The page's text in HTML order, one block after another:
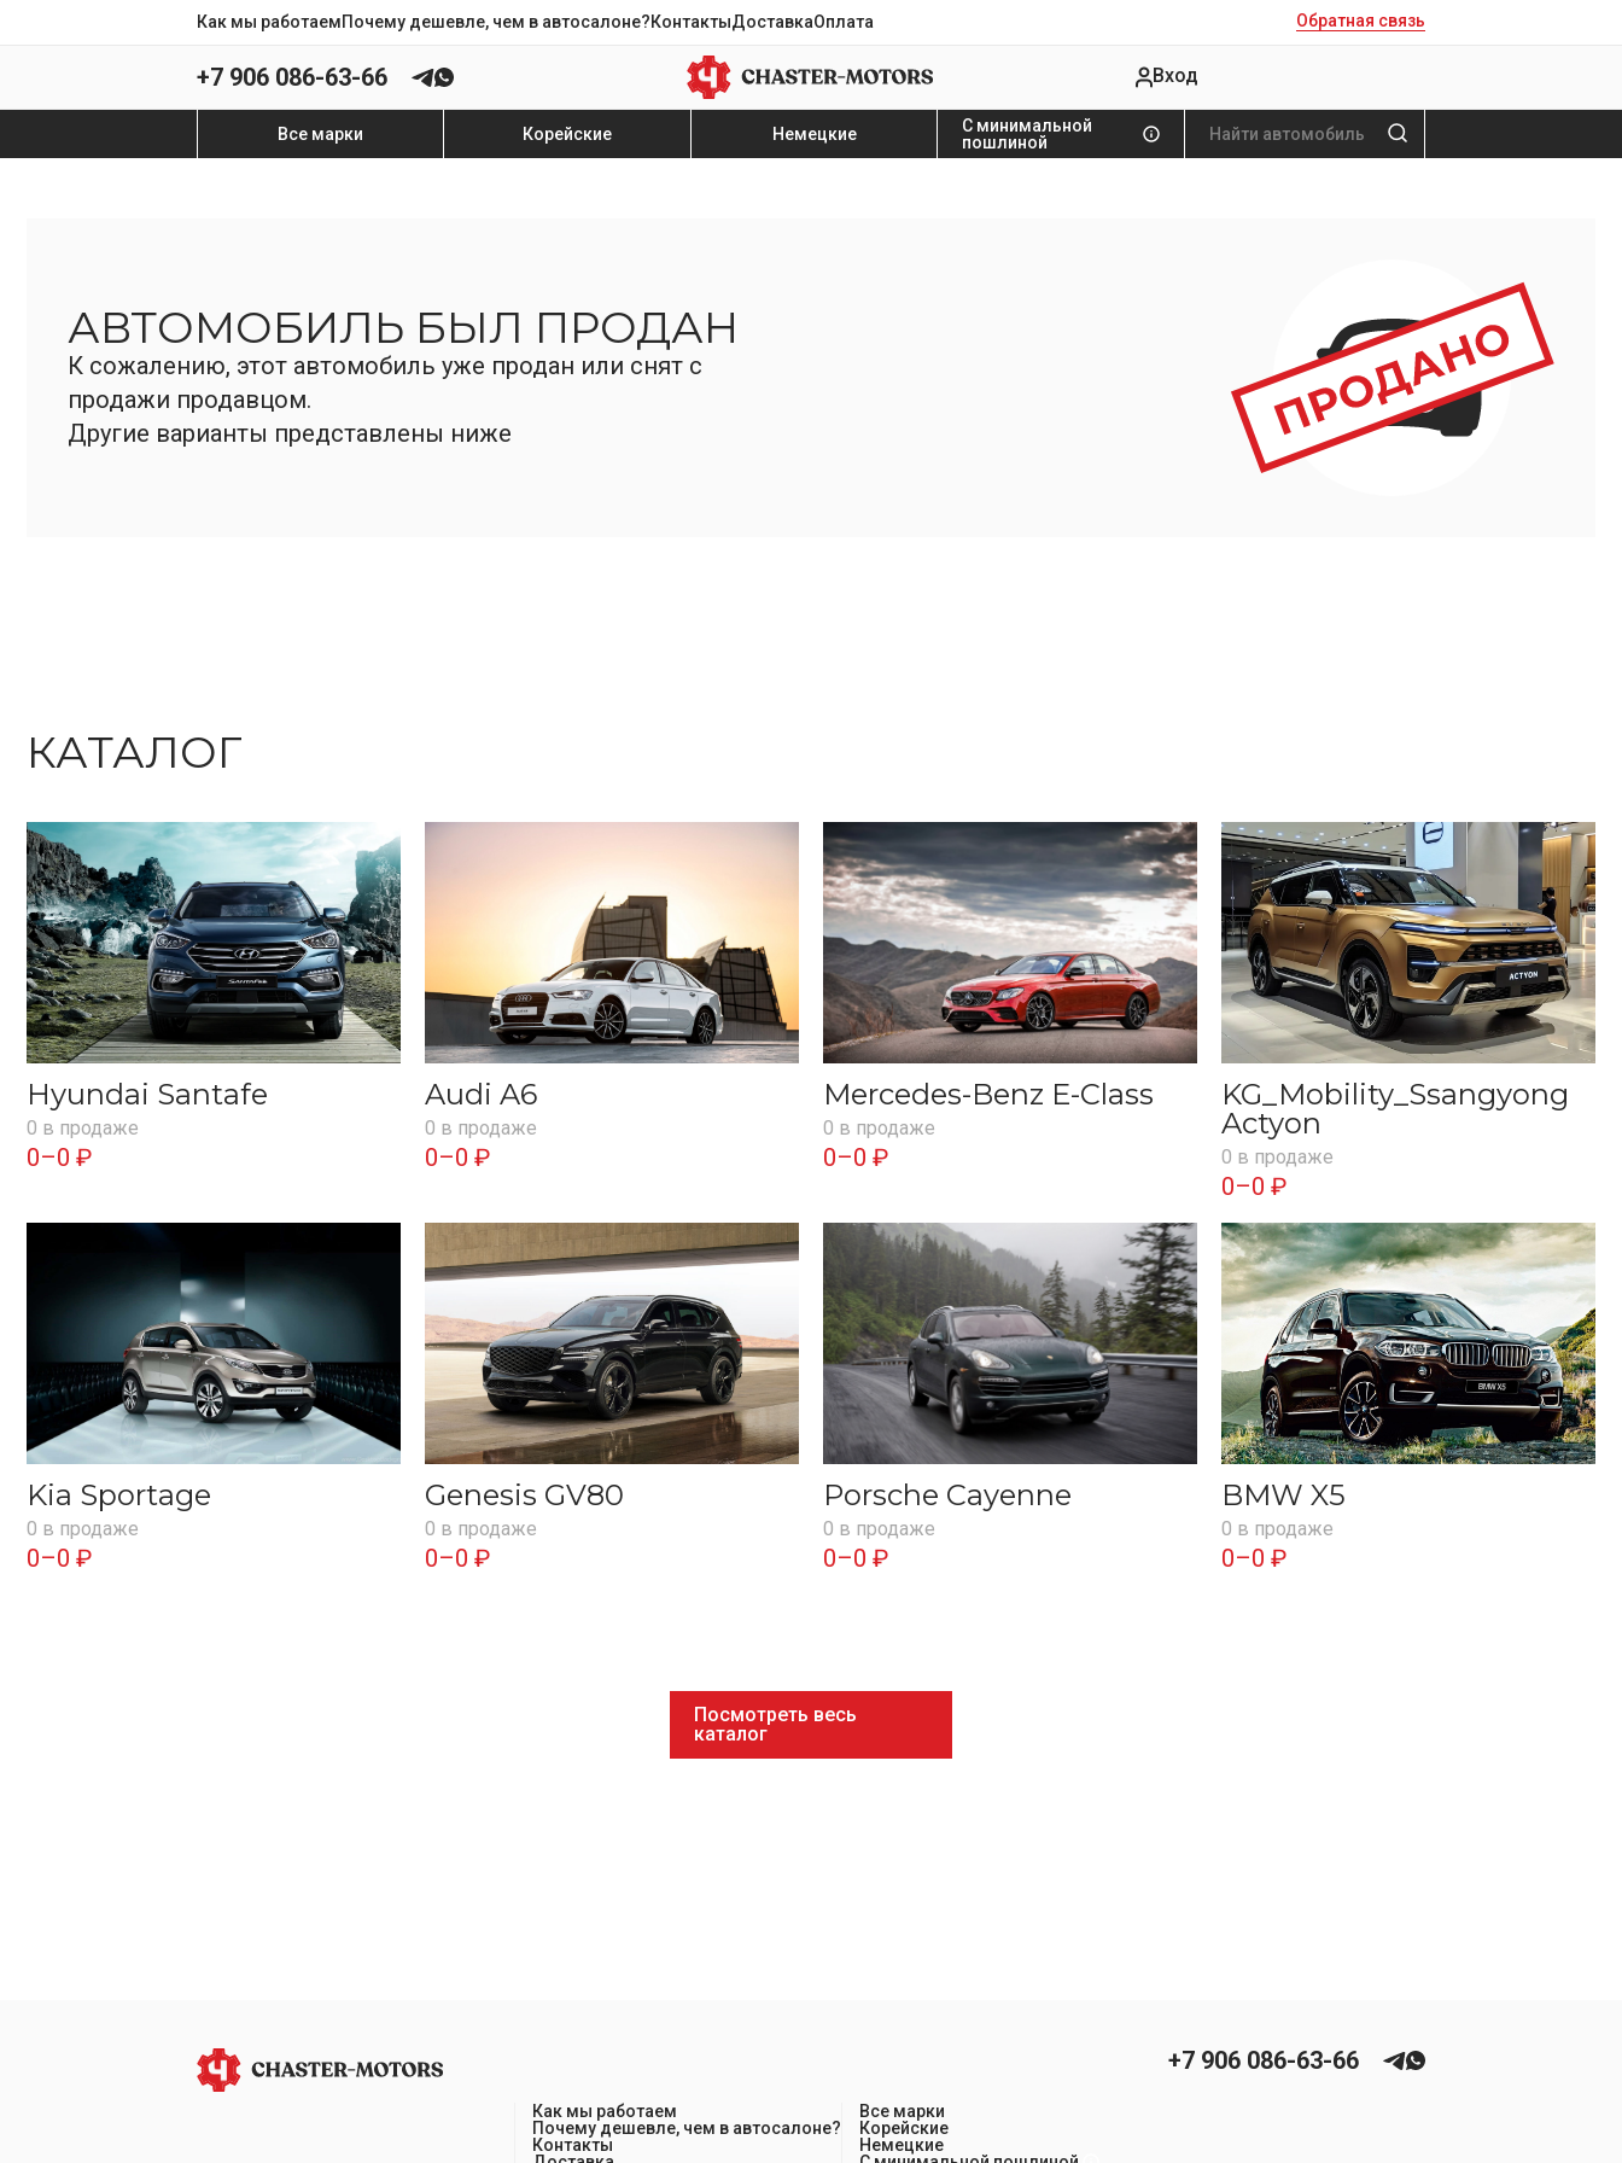
Как мы работаемПочему дешевле, чем в автосалоне?КонтактыДоставкаОплата Обратная связь
+7 906 086-63-66 Вход
Все марки Корейские Немецкие
С минимальной
пошлиной
АВТОМОБИЛЬ БЫЛ ПРОДАН
К сожалению, этот автомобиль уже продан или снят с
продажи продавцом.
Другие варианты представлены ниже
КАТАЛОГ
Hyundai Santafe
0 в продаже
0–0 ₽
Audi A6
0 в продаже
0–0 ₽
Mercedes-Benz E-Class
0 в продаже
0–0 ₽
KG_Mobility_Ssangyong
Actyon
0 в продаже
0–0 ₽
Kia Sportage
0 в продаже
0–0 ₽
Genesis GV80
0 в продаже
0–0 ₽
Porsche Cayenne
0 в продаже
0–0 ₽
BMW X5
0 в продаже
0–0 ₽
Посмотреть весь
каталог
Как мы работаем
Почему дешевле, чем в автосалоне?
Контакты
Все марки
Корейские
Немецкие
+7 906 086-63-66